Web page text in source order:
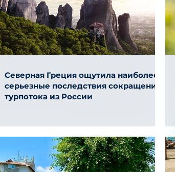
Северная Греция ощутила наиболее
серьезные последствия сокращения
турпотока из России